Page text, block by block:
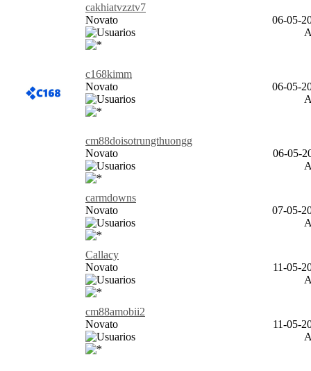
cakhiatvzztv7
Novato
06-05-
c168kimm
Novato
06-05-
cm88doisotrungthuongg
Novato
06-05-
carmdowns
Novato
07-05-
Callacy
Novato
11-05-
cm88amobii2
Novato
11-05-